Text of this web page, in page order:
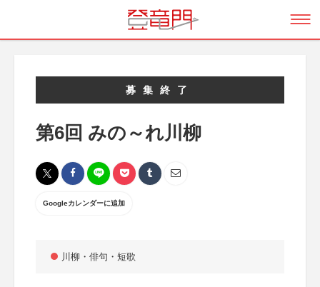
募集終了
第6回 みの～れ川柳
Googleカレンダーに追加
川柳・俳句・短歌